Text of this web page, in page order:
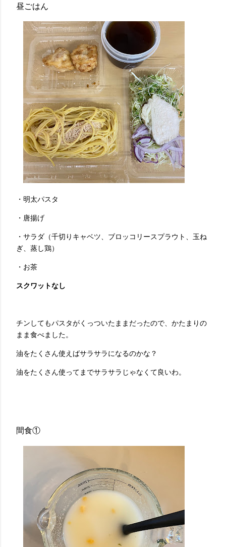
昼ごはん
・明太パスタ
・唐揚げ
・サラダ（千切りキャベツ、ブロッコリースプラウト、玉ね
ぎ、蒸し鶏）
・お茶
スクワットなし
チンしてもパスタがくっついたままだったので、かたまりの
まま食べました。
油をたくさん使えばサラサラになるのかな？
油をたくさん使ってまでサラサラじゃなくて良いわ。
間食①